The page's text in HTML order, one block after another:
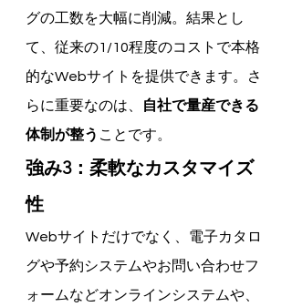
グの工数を大幅に削減。結果とし
て、従来の1/10程度のコストで本格
的なWebサイトを提供できます。さ
らに重要なのは、
自社で量産できる
体制が整う ことです。
強み3：柔軟なカスタマイズ
性
Webサイトだけでなく、電子カタロ
グや予約システムやお問い合わせフ
ォームなどオンラインシステムや、